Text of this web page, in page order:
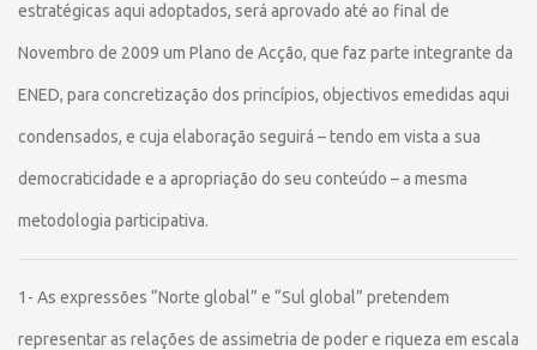
estratégicas aqui adoptados, será aprovado até ao final de
Novembro de 2009 um Plano de Acção, que faz parte integrante da
ENED, para concretização dos princípios, objectivos emedidas aqui
condensados, e cuja elaboração seguirá – tendo em vista a sua
democraticidade e a apropriação do seu conteúdo – a mesma
metodologia participativa.
1- As expressões “Norte global” e “Sul global” pretendem
representar as relações de assimetria de poder e riqueza em escala